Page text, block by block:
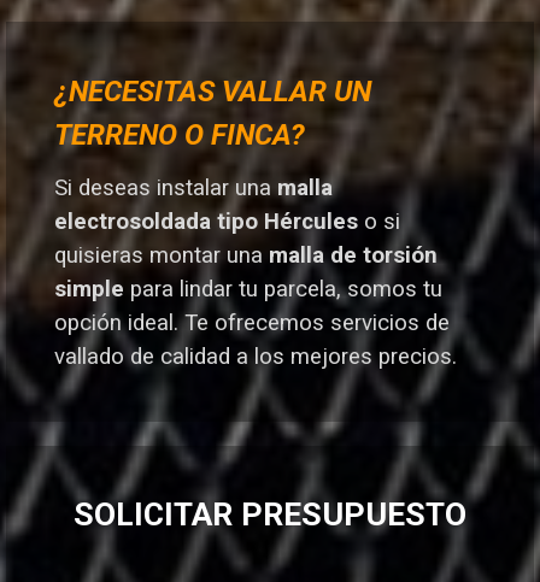
¿NECESITAS VALLAR UN
TERRENO O FINCA?
Si deseas instalar una malla
electrosoldada tipo Hércules o si
quisieras montar una malla de torsión
simple para lindar tu parcela, somos tu
opción ideal. Te ofrecemos servicios de
vallado de calidad a los mejores precios.
SOLICITAR PRESUPUESTO